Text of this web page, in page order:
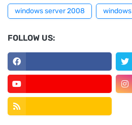
windows server 2008
FOLLOW US: